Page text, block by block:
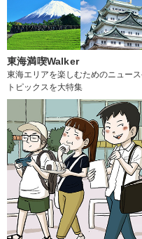
東海満喫Walker
東海エリアを楽しむためのニュー
トピックスを大特集